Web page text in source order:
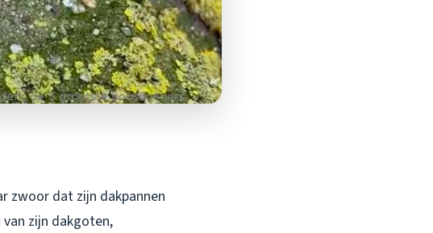
zwoor dat zijn dakpannen
zijn dakgoten,